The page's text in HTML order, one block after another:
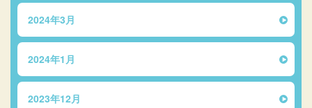
2024年3月
2024年1月
2023年12月